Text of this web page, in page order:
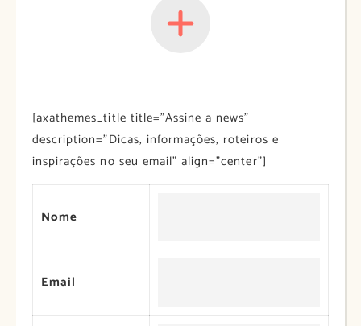
[axathemes_title title=”Assine a news”
description=”Dicas, informações, roteiros e
inspirações no seu email” align=”center”]
Nome
Email